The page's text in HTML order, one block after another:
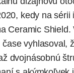
kedy na sérii
Ceramic Shield.
vyhlasoval,
dvojnásobnú